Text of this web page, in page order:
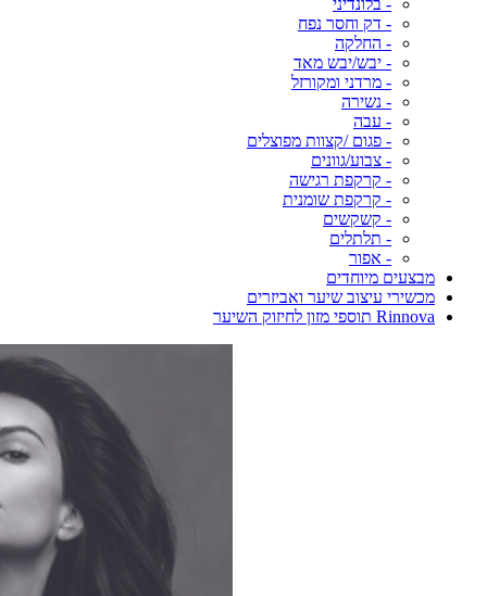
- דק וחסר נפח
- החלקה
- יבש/יבש מאד
- מרדני ומקורזל
- נשירה
- עבה
- פגום /קצוות מפוצלים
- צבוע/גוונים
- קרקפת רגישה
- קרקפת שומנית
- קשקשים
- תלתלים
- אפור
מבצעים מיוחדים
מכשירי עיצוב שיער ואביזרים
Rinnova תוספי מזון לחיזוק השיער